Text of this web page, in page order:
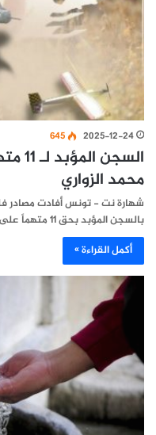
2025-12-24
645
محمد الزواري
شهارة نت - تونس أفادت مصادر
بالسجن المؤبد بحق 11 متهماً على خلفية قضية…
أكمل القراءة »